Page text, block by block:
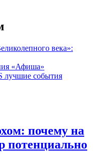
века»:
«Афиша»
лучшие события
почему на
потенциально